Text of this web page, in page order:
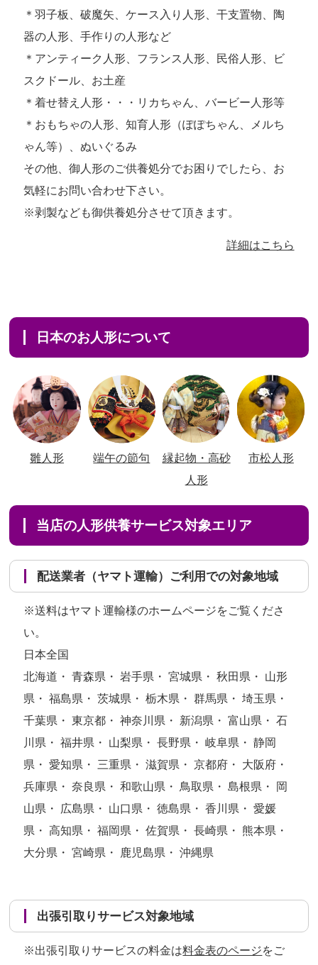
＊羽子板、破魔矢、ケース入り人形、干支置物、陶
器の人形、手作りの人形など
＊アンティーク人形、フランス人形、民俗人形、ビ
スクドール、お土産
＊着せ替え人形・・・リカちゃん、バービー人形等
＊おもちゃの人形、知育人形（ぽぽちゃん、メルち
ゃん等）、ぬいぐるみ
その他、御人形のご供養処分でお困りでしたら、お
気軽にお問い合わせ下さい。
※剥製なども御供養処分させて頂きます。
詳細はこちら
日本のお人形について
雛人形 端午の節句
縁起物・高砂
人形
市松人形
当店の人形供養サービス対象エリア
配送業者（ヤマト運輸）ご利用での対象地域
※送料はヤマト運輸様のホームページをご覧くださ
い。
日本全国
北海道・ 青森県・ 岩手県・ 宮城県・ 秋田県・ 山形
県・ 福島県・ 茨城県・ 栃木県・ 群馬県・ 埼玉県・
千葉県・ 東京都・ 神奈川県・ 新潟県・ 富山県・ 石
川県・ 福井県・ 山梨県・ 長野県・ 岐阜県・ 静岡
県・ 愛知県・ 三重県・ 滋賀県・ 京都府・ 大阪府・
兵庫県・ 奈良県・ 和歌山県・ 鳥取県・ 島根県・ 岡
山県・ 広島県・ 山口県・ 徳島県・ 香川県・ 愛媛
県・ 高知県・ 福岡県・ 佐賀県・ 長崎県・ 熊本県・
大分県・ 宮崎県・ 鹿児島県・ 沖縄県
出張引取りサービス対象地域
※出張引取りサービスの料金は料金表のページをご